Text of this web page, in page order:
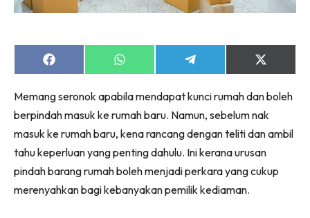
Bilik Tidur
Ruang Makan
Ruang Tamu
Menarik Lagi
Casa Impiana
Impiana Makeover
Makeover Ruang Selebriti
Destinasi
Hotel
Share
on
Share
on
Share
on
Share
on
(Twitter)
Memang seronok apabila mendapat kunci rumah dan boleh
berpindah masuk ke rumah baru. Namun, sebelum nak
masuk ke rumah baru, kena rancang dengan teliti dan ambil
tahu keperluan yang penting dahulu. Ini kerana urusan
pindah barang rumah boleh menjadi perkara yang cukup
merenyahkan bagi kebanyakan pemilik kediaman.